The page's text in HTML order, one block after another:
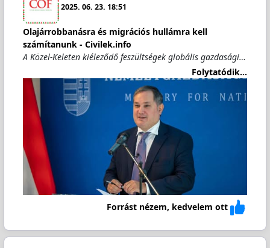
2025. 06. 23. 18:51
Olajárrobbanásra és migrációs hullámra kell
számítanunk - Civilek.info
A Közel-Keleten kiéleződő feszültségek globális gazdasági…
Folytatódik...
Forrást nézem, kedvelem ott